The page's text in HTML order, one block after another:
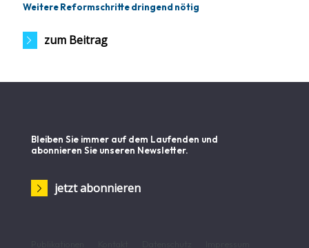
Weitere Reformschritte dringend nötig
zum Beitrag
Bleiben Sie immer auf dem Laufenden und
abonnieren Sie unseren Newsletter.
jetzt abonnieren